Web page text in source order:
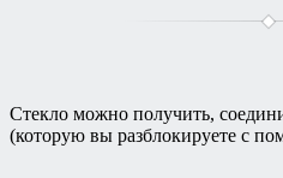
Стекло можно получить,
(которую вы разблокируете с